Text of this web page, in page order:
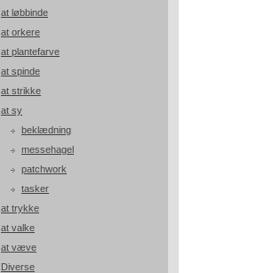
at løbbinde
at orkere
at plantefarve
at spinde
at strikke
at sy
beklædning
messehagel
patchwork
tasker
at trykke
at valke
at væve
Diverse